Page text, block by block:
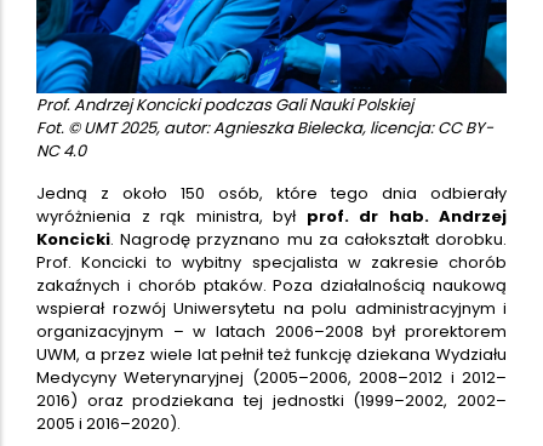
Prof. Andrzej Koncicki podczas Gali Nauki Polskiej
Fot. © UMT 2025, autor: Agnieszka Bielecka, licencja: CC BY-
NC 4.0
Jedną z około 150 osób, które tego dnia odbierały
wyróżnienia z rąk ministra, był prof. dr hab. Andrzej
Koncicki. Nagrodę przyznano mu za całokształt dorobku.
Prof. Koncicki to wybitny specjalista w zakresie chorób
zakaźnych i chorób ptaków. Poza działalnością naukową
wspierał rozwój Uniwersytetu na polu administracyjnym i
organizacyjnym – w latach 2006–2008 był prorektorem
UWM, a przez wiele lat pełnił też funkcję dziekana Wydziału
Medycyny Weterynaryjnej (2005–2006, 2008–2012 i 2012–
2016) oraz prodziekana tej jednostki (1999–2002, 2002–
2005 i 2016–2020).